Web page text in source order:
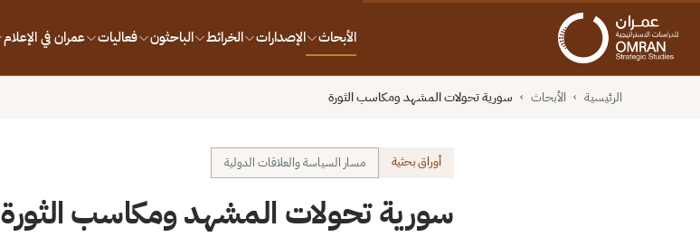
الأبحاث الإصدارات الخرائط الباحثون فعاليات عمران في الإعلام
الرئيسية › الأبحاث › سورية تحولات المشهد ومكاسب الثورة
أوراق بحثية مسار السياسة والعلاقات الدولية
سورية تحولات المشهد ومكاسب الثورة